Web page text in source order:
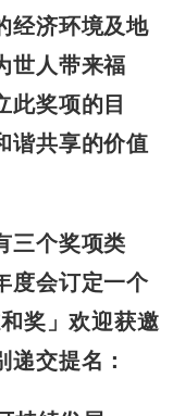
经济环境及地
世人带来福
此奖项的目
谐共享的价值
三个奖项类
度会订定一个
奖」欢迎获邀
递交提名：